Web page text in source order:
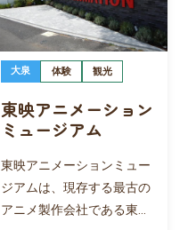
大泉 体験 観光
東映アニメーション
ミュージアム
東映アニメーションミュー
ジアムは、現存する最古の
アニメ製作会社である東映